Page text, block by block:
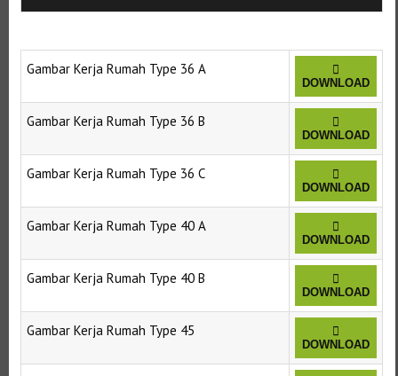
Gambar Kerja Rumah Type 36 A
DOWNLOAD
Gambar Kerja Rumah Type 36 B
DOWNLOAD
Gambar Kerja Rumah Type 36 C
DOWNLOAD
Gambar Kerja Rumah Type 40 A
DOWNLOAD
Gambar Kerja Rumah Type 40 B
DOWNLOAD
Gambar Kerja Rumah Type 45
DOWNLOAD